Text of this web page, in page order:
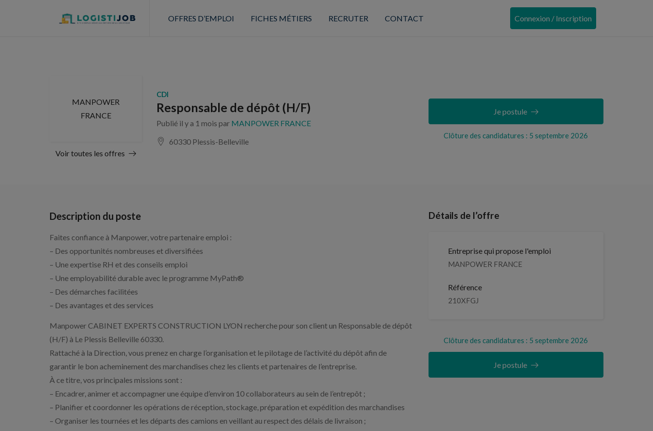
OFFRES D’EMPLOI FICHES MÉTIERS RECRUTER CONTACT Connexion / Inscription
MANPOWER
FRANCE
Voir toutes les offres
CDI
Responsable de dépôt (H/F)
Publié il y a 1 mois par MANPOWER FRANCE
60330 Plessis-Belleville
Clôture des candidatures : 5 septembre 2026
Je postule
Description du poste
Faites confiance à Manpower, votre partenaire emploi :
– Des opportunités nombreuses et diversifiées
– Une expertise RH et des conseils emploi
– Une employabilité durable avec le programme MyPath®
– Des démarches facilitées
– Des avantages et des services
Manpower CABINET EXPERTS CONSTRUCTION LYON recherche pour son client un Responsable de dépôt
(H/F) à Le Plessis Belleville 60330.
Rattaché à la Direction, vous prenez en charge l’organisation et le pilotage de l’activité du dépôt afin de
garantir le bon acheminement des marchandises chez les clients et partenaires de l’entreprise.
À ce titre, vos principales missions sont :
– Encadrer, animer et accompagner une équipe d’environ 10 collaborateurs au sein de l’entrepôt ;
– Planifier et coordonner les opérations de réception, stockage, préparation et expédition des marchandises
– Organiser les tournées et les départs des camions en veillant au respect des délais de livraison ;
Détails de l’offre
Entreprise qui propose l'emploi
MANPOWER FRANCE
Référence
210XFGJ
Clôture des candidatures : 5 septembre 2026
Je postule